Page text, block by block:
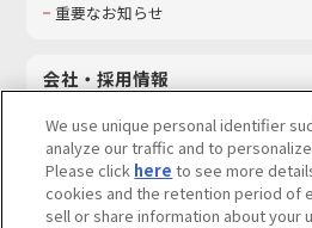
重要なお知らせ
会社・採用情報
採用情報
サステナビリティ
お問い合わせ
We use unique personal identifier
analyze our traffic and to
Please click here to see more
cookies and the retention period of
sell or share information about your